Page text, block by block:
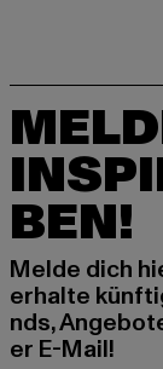
BEN!
Melde dich
erhalte
nds,
er E-Mail!